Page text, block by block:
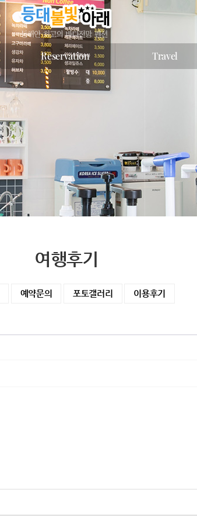
Reservation Travel
여행후기
예약문의 포토갤러리 이용후기